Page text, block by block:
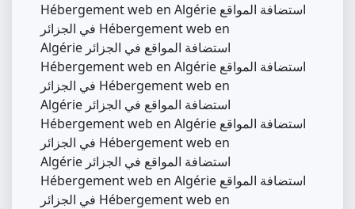
Hébergement web en Algérie استضافة المواقع
في الجزائر Hébergement web en
Algérie استضافة المواقع في الجزائر
Hébergement web en Algérie استضافة المواقع
في الجزائر Hébergement web en
Algérie استضافة المواقع في الجزائر
Hébergement web en Algérie استضافة المواقع
في الجزائر Hébergement web en
Algérie استضافة المواقع في الجزائر
Hébergement web en Algérie استضافة المواقع
في الجزائر Hébergement web en